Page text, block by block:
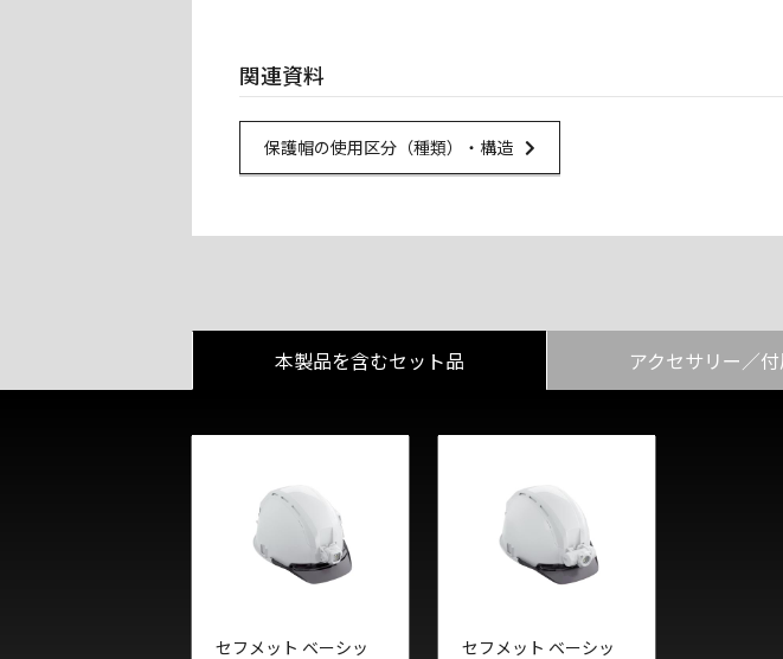
関連資料
保護帽の使用区分（種類）・構造 Url Link
本製品を含むセット品 アクセサリー／
セフメット ベーシッ セフメット ベーシッ